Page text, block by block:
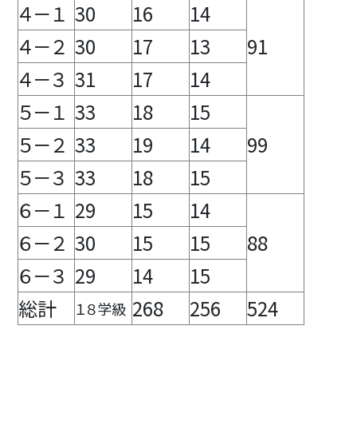
４－１ 30 16
14
91
４－２ 30 17
13
４－３ 31 17
14
５－１ 33 18
15
99
５－２ 33 19
14
５－３ 33 18
15
６－１ 29 15
14
88
６－２ 30 15
15
６－３ 29 14
15
総計
１８学級 268 256 524